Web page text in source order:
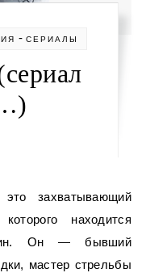
-СЕРИАЛЫ
находится
Он — бывший
мастер стрельбы